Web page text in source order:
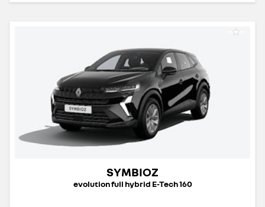
SYMBIOZ
evolution full hybrid E-Tech 160